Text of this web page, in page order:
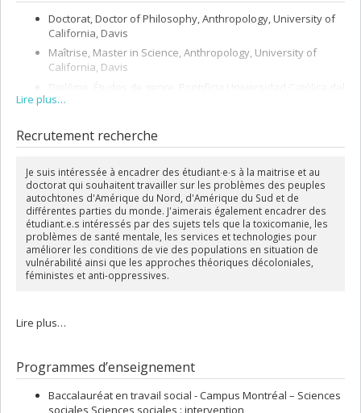
Doctorat, Doctor of Philosophy, Anthropology, University of
California, Davis
Maîtrise, Master in Science, Anthropology, University of
California, Davis
Diplôme, Études de genre, Pontificia Universidad Católica del
Perú
del Perú
Lire plus…
Recrutement recherche
Je suis intéressée à encadrer des étudiant∙e∙s à la maitrise et au
doctorat qui souhaitent travailler sur les problèmes des peuples
autochtones d'Amérique du Nord, d'Amérique du Sud et de
différentes parties du monde. J'aimerais également encadrer des
étudiant.e.s intéressés par des sujets tels que la toxicomanie, les
problèmes de santé mentale, les services et technologies pour
améliorer les conditions de vie des populations en situation de
vulnérabilité ainsi que les approches théoriques décoloniales,
féministes et anti-oppressives.
Lire plus…
Programmes d’enseignement
Baccalauréat en travail social - Campus Montréal – Sciences